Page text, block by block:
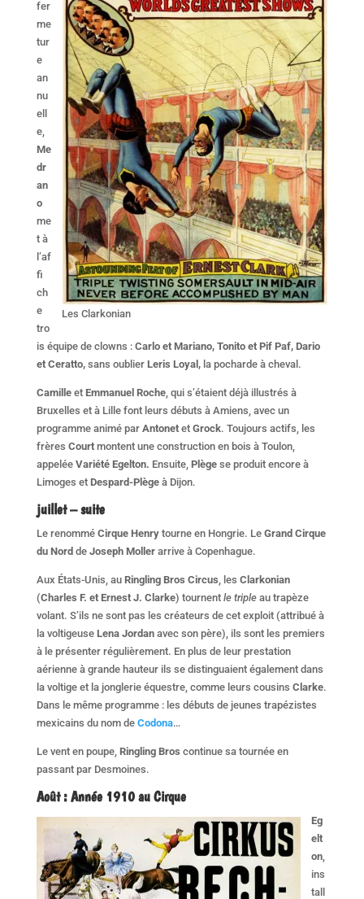
Les Clarkonian
fer
me
tur
e
an
nu
ell
e,
Me
dr
an
o
me
t à
l’af
fi
ch
e
tro
is équipe de clowns : Carlo et Mariano, Tonito et Pif Paf, Dario
et Ceratto,sans oublier Leris Loyal,la pocharde à cheval.
Camilleet Emmanuel Roche, qui s’étaient déjà illustrés à
Bruxelles et à Lille font leurs débuts à Amiens, avec un
programme animé par Antonetet Grock. Toujours actifs, les
frères Courtmontent une construction en bois à Toulon,
appelée Variété Egelton. Ensuite, Plègese produit encore à
Limoges et Despard-Plègeà Dijon.
juillet – suite
Le renommé Cirque Henrytourne en Hongrie. Le Grand Cirque
du Nord deJoseph Moller arrive à Copenhague.
Aux États-Unis, au Ringling Bros Circus , les Clarkonian
(Charles F. et Ernest J. Clarke) tournentle tripleau trapèze
volant. S’ils ne sont pas les créateurs de cet exploit (attribué à
la voltigeuse Lena Jordanavec son père), ils sont les premiers
à le présenter régulièrement. En plus de leur prestation
aérienne à grande hauteur ils se distinguaient également dans
la voltige et la jonglerie équestre, comme leurs cousins Clarke.
Dans le même programme : les débuts de jeunes trapézistes
mexicains du nom de Codona…
Le vent en poupe, Ringling Bros continue sa tournée en
passant par Desmoines.
Août:Année 1910 au Cirque
Eg
elt
on,
ins
tall